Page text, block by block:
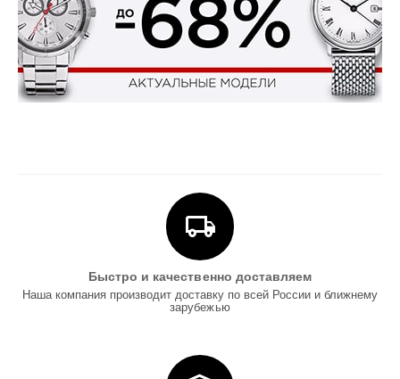
Быстро и качественно доставляем
Наша компания производит доставку по всей России и ближнему
зарубежью